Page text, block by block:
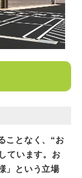
ことなく、“お
ています。お
」という立場